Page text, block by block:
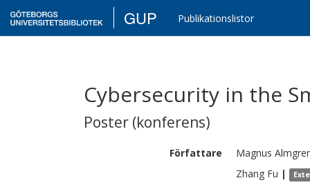
GUP Publikationslistor
Cybersecurity in the
Poster (konferens)
Författare Magnus
Zhang Fu |